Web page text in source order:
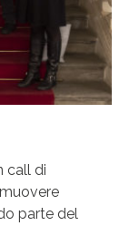
call di
parte del